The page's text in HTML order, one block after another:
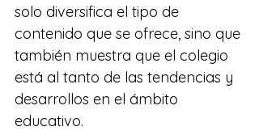
solo diversifica el tipo de
contenido que se ofrece, sino que
también muestra que el colegio
está al tanto de las tendencias y
desarrollos en el ámbito
educativo.